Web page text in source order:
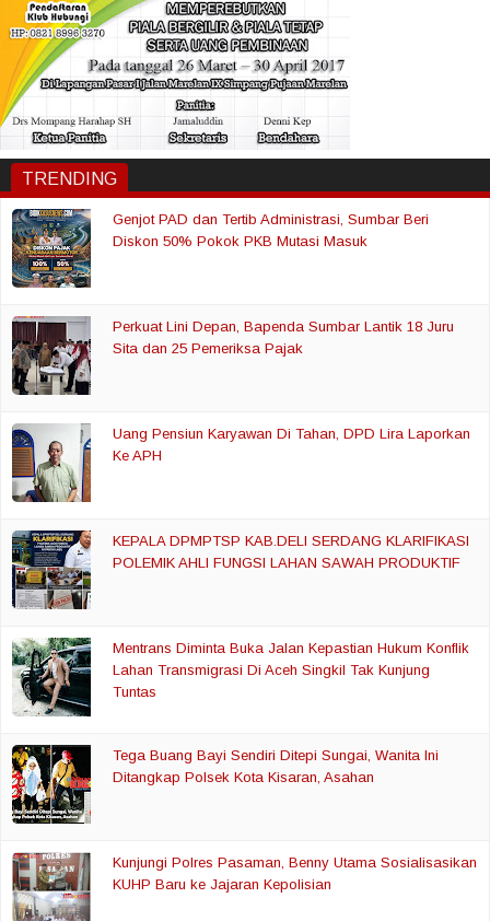
TRENDING
Genjot PAD dan Tertib Administrasi, Sumbar Beri
Diskon 50% Pokok PKB Mutasi Masuk
Perkuat Lini Depan, Bapenda Sumbar Lantik 18 Juru
Sita dan 25 Pemeriksa Pajak
Uang Pensiun Karyawan Di Tahan, DPD Lira Laporkan
Ke APH
KEPALA DPMPTSP KAB.DELI SERDANG KLARIFIKASI
POLEMIK AHLI FUNGSI LAHAN SAWAH PRODUKTIF
Mentrans Diminta Buka Jalan Kepastian Hukum Konflik
Lahan Transmigrasi Di Aceh Singkil Tak Kunjung
Tuntas
Tega Buang Bayi Sendiri Ditepi Sungai, Wanita Ini
Ditangkap Polsek Kota Kisaran, Asahan
Kunjungi Polres Pasaman, Benny Utama Sosialisasikan
KUHP Baru ke Jajaran Kepolisian